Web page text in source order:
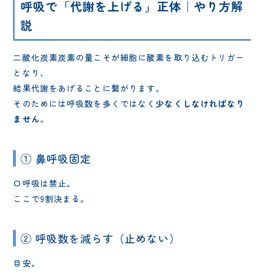
呼吸で「代謝を上げる」正体｜やり方解
説
二酸化炭素炭素の量こそが細胞に酸素を取り込むトリガー
となり、
結果代謝をあげることに繋がります。
そのためには呼吸数を多くではなく少なくしなければなり
ません。
① 鼻呼吸固定
口呼吸は禁止。
ここで9割決まる。
② 呼吸数を減らす（止めない）
目安。